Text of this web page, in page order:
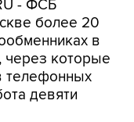
- ФСБ
более 20
в
через которые
телефонных
девяти